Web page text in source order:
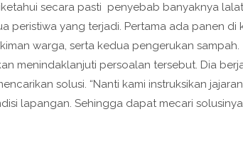
secara pasti penyebab banyaknya
peristiwa yang terjadi. Pertama ada panen di
warga, serta kedua pengerukan sampah.
menindaklanjuti persoalan tersebut. Dia
solusi. “Nanti kami instruksikan
lapangan. Sehingga dapat mecari